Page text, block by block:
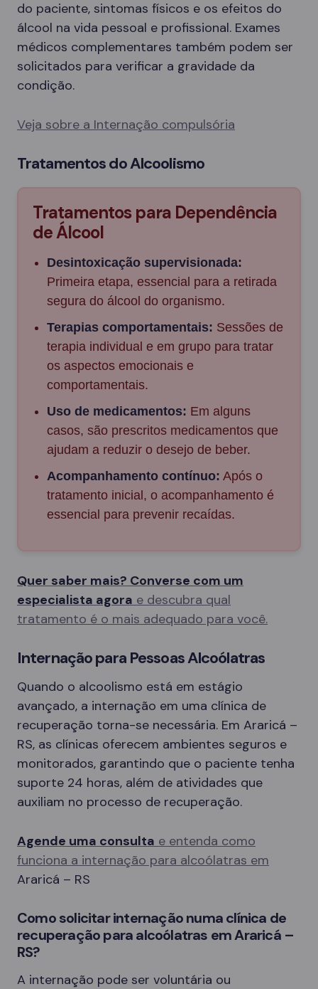
do paciente, sintomas físicos e os efeitos do
álcool na vida pessoal e profissional. Exames
médicos complementares também podem ser
solicitados para verificar a gravidade da
condição.
Veja sobre a Internação compulsória
Tratamentos do Alcoolismo
Tratamentos para Dependência
de Álcool
Desintoxicação supervisionada:
Primeira etapa, essencial para a retirada
segura do álcool do organismo.
Terapias comportamentais: Sessões de
terapia individual e em grupo para tratar
os aspectos emocionais e
comportamentais.
Uso de medicamentos: Em alguns
casos, são prescritos medicamentos que
ajudam a reduzir o desejo de beber.
Acompanhamento contínuo: Após o
tratamento inicial, o acompanhamento é
essencial para prevenir recaídas.
Quer saber mais? Converse com um
especialista agora e descubra qual
tratamento é o mais adequado para você.
Internação para Pessoas Alcoólatras
Quando o alcoolismo está em estágio
avançado, a internação em uma clínica de
recuperação torna-se necessária. Em Araricá –
RS, as clínicas oferecem ambientes seguros e
monitorados, garantindo que o paciente tenha
suporte 24 horas, além de atividades que
auxiliam no processo de recuperação.
Agende uma consulta e entenda como
funciona a internação para alcoólatras em
Araricá – RS
Como solicitar internação numa clínica de
recuperação para alcoólatras em Araricá –
RS?
A internação pode ser voluntária ou